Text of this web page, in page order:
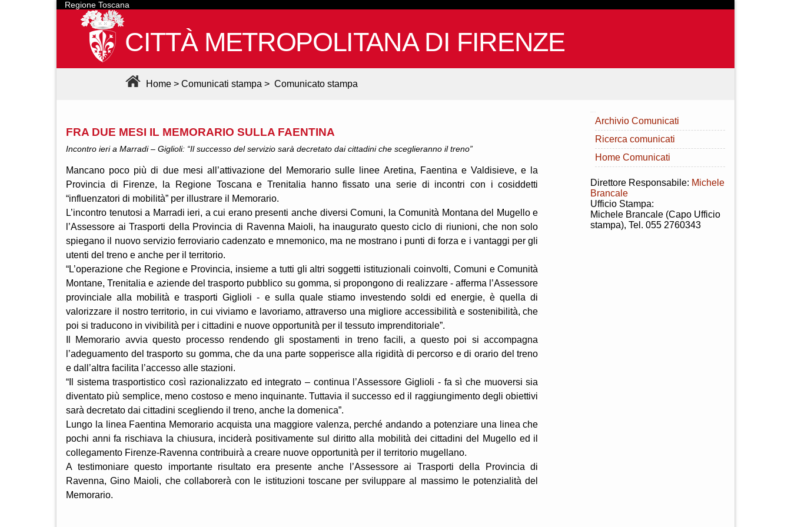
Regione Toscana
CITTÀ METROPOLITANA DI FIRENZE
Home > Comunicati stampa > Comunicato stampa
FRA DUE MESI IL MEMORARIO SULLA FAENTINA
Incontro ieri a Marradi – Giglioli: “Il successo del servizio sarà decretato dai cittadini che sceglieranno il treno”
Mancano poco più di due mesi all’attivazione del Memorario sulle linee Aretina, Faentina e Valdisieve, e la
Provincia di Firenze, la Regione Toscana e Trenitalia hanno fissato una serie di incontri con i cosiddetti
“influenzatori di mobilità” per illustrare il Memorario.
L’incontro tenutosi a Marradi ieri, a cui erano presenti anche diversi Comuni, la Comunità Montana del Mugello e
l’Assessore ai Trasporti della Provincia di Ravenna Maioli, ha inaugurato questo ciclo di riunioni, che non solo
spiegano il nuovo servizio ferroviario cadenzato e mnemonico, ma ne mostrano i punti di forza e i vantaggi per gli
utenti del treno e anche per il territorio.
“L’operazione che Regione e Provincia, insieme a tutti gli altri soggetti istituzionali coinvolti, Comuni e Comunità
Montane, Trenitalia e aziende del trasporto pubblico su gomma, si propongono di realizzare - afferma l’Assessore
provinciale alla mobilità e trasporti Giglioli - e sulla quale stiamo investendo soldi ed energie, è quella di
valorizzare il nostro territorio, in cui viviamo e lavoriamo, attraverso una migliore accessibilità e sostenibilità, che
poi si traducono in vivibilità per i cittadini e nuove opportunità per il tessuto imprenditoriale”.
Il Memorario avvia questo processo rendendo gli spostamenti in treno facili, a questo poi si accompagna
l’adeguamento del trasporto su gomma, che da una parte sopperisce alla rigidità di percorso e di orario del treno
e dall’altra facilita l’accesso alle stazioni.
“Il sistema trasportistico così razionalizzato ed integrato – continua l’Assessore Giglioli - fa sì che muoversi sia
diventato più semplice, meno costoso e meno inquinante. Tuttavia il successo ed il raggiungimento degli obiettivi
sarà decretato dai cittadini scegliendo il treno, anche la domenica”.
Lungo la linea Faentina Memorario acquista una maggiore valenza, perché andando a potenziare una linea che
pochi anni fa rischiava la chiusura, inciderà positivamente sul diritto alla mobilità dei cittadini del Mugello ed il
collegamento Firenze-Ravenna contribuirà a creare nuove opportunità per il territorio mugellano.
A testimoniare questo importante risultato era presente anche l’Assessore ai Trasporti della Provincia di
Ravenna, Gino Maioli, che collaborerà con le istituzioni toscane per sviluppare al massimo le potenzialità del
Memorario.
Archivio Comunicati
Ricerca comunicati
Home Comunicati
Direttore Responsabile: Michele
Brancale
Ufficio Stampa:
Michele Brancale (Capo Ufficio
stampa), Tel. 055 2760343